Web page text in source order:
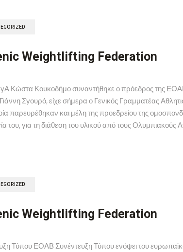
Weightlifting Federation
Κώστα Κουκοδήμο συναντήθηκε ο πρόεδρος της
Σγουρό, είχε σήμερα ο Γενικός Γραμματέας
παρευρέθηκαν και μέλη της προεδρείου της
του, για τη διάθεση του υλικού από τους
Weightlifting Federation
Τύπου ΕΟΑΒ Συνέντευξη Τύπου ενόψει του